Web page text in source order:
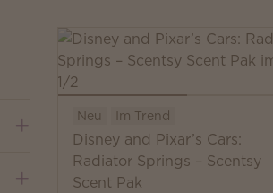
Neu Im Trend
Disney and Pixar’s Cars:
Radiator Springs – Scentsy
Scent Pak